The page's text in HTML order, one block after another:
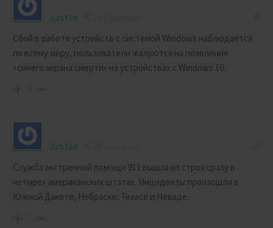
Justin
Сбой в работе устройств с системой Windows наблюдается
по всему миру, пользователи жалуются на появление
«синего экрана смерти» на устройствах с Windows 10.
Justin
Служба экстренной помощи 911 вышла из строя сразу в
четырех американских штатах. Инциденты произошли в
Южной Дакоте, Небраске, Техасе и Неваде.